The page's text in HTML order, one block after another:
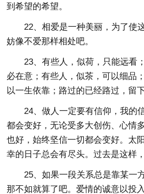
到希望的希望。
22、相爱是一种美丽，为了使
妨像不爱那样相处吧。
23、有些人，似荷，只能远看
必在意；有些人，似茶，可以细品
以一生依靠；路过的已经路过，留
24、做人一定要有信仰，我的
都会变好，无论受多大创伤、心情
也好，始终坚信一切都会变好。太
幸的日子总会有尽头。过去是这样
25、如果一段关系总是靠某一
那不如就算了吧。爱情的诚意以投